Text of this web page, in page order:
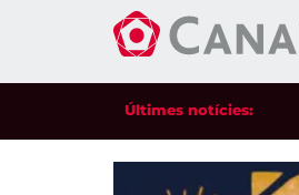
Últimes notícies: